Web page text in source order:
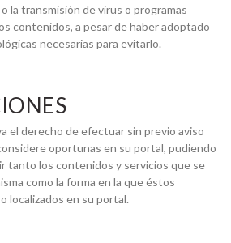
la transmisión de virus o programas
contenidos, a pesar de haber adoptado
necesarias para evitarlo.
el derecho de efectuar sin previo aviso
oportunas en su portal, pudiendo
tanto los contenidos y servicios que se
como la forma en la que éstos
localizados en su portal.